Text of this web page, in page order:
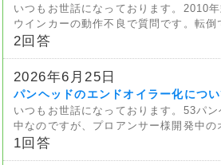
いつもお世話になっております。2010
ウインカーの動作不良で質問です。転倒
2回答
2026年6月25日
パンヘッドのエンドオイラー化につい
いつもお世話になっております。53パ
中なのですが、プロアンサー様開発中の
1回答